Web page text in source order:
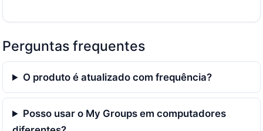
Perguntas frequentes
O produto é atualizado com frequência?
Posso usar o My Groups em computadores